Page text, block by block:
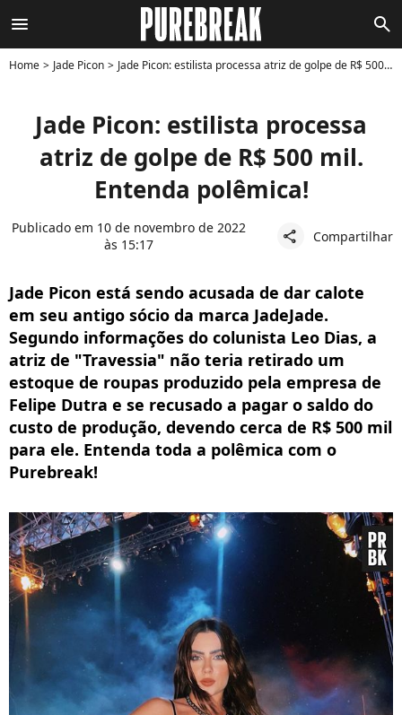
menu search
Home Jade Picon Jade Picon: estilista processa atriz de golpe de R$ 500 mil. Entenda polêmica!
Jade Picon: estilista processa
atriz de golpe de R$ 500 mil.
Entenda polêmica!
Publicado em 10 de novembro de 2022
às 15:17
share Compartilhar
Jade Picon está sendo acusada de dar calote
em seu antigo sócio da marca JadeJade.
Segundo informações do colunista Leo Dias, a
atriz de "Travessia" não teria retirado um
estoque de roupas produzido pela empresa de
Felipe Dutra e se recusado a pagar o saldo do
custo de produção, devendo cerca de R$ 500 mil
para ele. Entenda toda a polêmica com o
Purebreak!